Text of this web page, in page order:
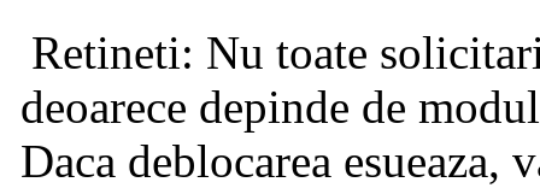
Retineti: Nu toate
deoarece depinde de
Daca deblocarea